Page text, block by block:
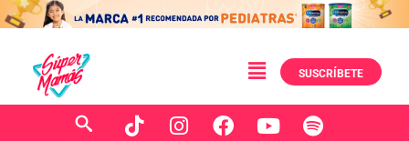
SUSCRÍBETE